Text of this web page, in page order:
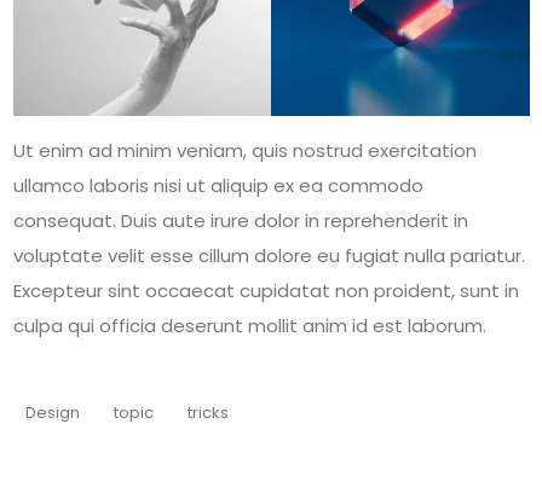
Ut enim ad minim veniam, quis nostrud exercitation
ullamco laboris nisi ut aliquip ex ea commodo
consequat. Duis aute irure dolor in reprehenderit in
voluptate velit esse cillum dolore eu fugiat nulla pariatur.
Excepteur sint occaecat cupidatat non proident, sunt in
culpa qui officia deserunt mollit anim id est laborum.
Design topic tricks